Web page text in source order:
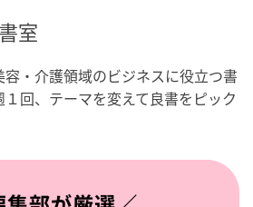
室
・介護領域のビジネスに役立つ書
回、テーマを変えて良書をピック